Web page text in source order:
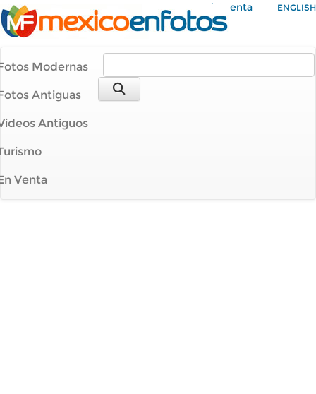
Mi Cuenta ENGLISH
Modernas
Antiguas
Antiguos
Venta